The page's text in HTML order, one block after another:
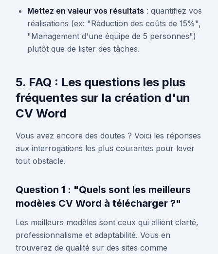
Mettez en valeur vos résultats : quantifiez vos
réalisations (ex: "Réduction des coûts de 15%",
"Management d'une équipe de 5 personnes")
plutôt que de lister des tâches.
5. FAQ : Les questions les plus
fréquentes sur la création d'un
CV Word
Vous avez encore des doutes ? Voici les réponses
aux interrogations les plus courantes pour lever
tout obstacle.
Question 1 : "Quels sont les meilleurs
modèles CV Word à télécharger ?"
Les meilleurs modèles sont ceux qui allient clarté,
professionnalisme et adaptabilité. Vous en
trouverez de qualité sur des sites comme